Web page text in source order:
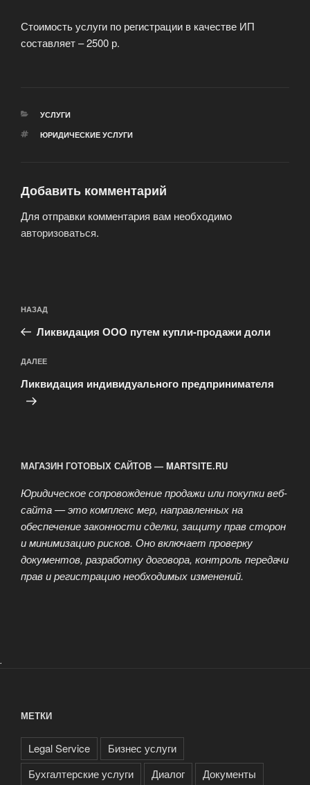
Стоимость услуги по регистрации в качестве ИП
составляет – 2500 р.
РУБРИКИ
УСЛУГИ
МЕТКИ
ЮРИДИЧЕСКИЕ УСЛУГИ
Добавить комментарий
Для отправки комментария вам необходимо
авторизоваться.
по
записям
Предыдущая
запись:
НАЗАД
Ликвидация ООО путем купли-продажи доли
Следующая
запись
ДАЛЕЕ
Ликвидация индивидуального предпринимателя
МАГАЗИН ГОТОВЫХ САЙТОВ — MARTSITE.RU
Юридическое сопровождение продажи или покупки веб-
сайта — это комплекс мер, направленных на
обеспечение законности сделки, защиту прав сторон
и минимизацию рисков. Оно включает проверку
документов, разработку договора, контроль передачи
прав и регистрацию необходимых изменений.
.
МЕТКИ
Legal Service
Бизнес услуги
Бухгалтерские услуги
Диалог
Документы